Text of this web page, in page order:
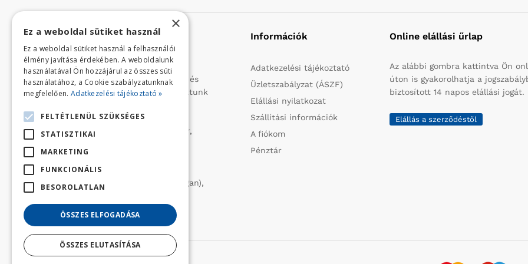
Rólunk
Profilunk a mezőgazdasági, kerti
kisgépek és egyéb iparcikkek kis- és
nagykereskedelme. 1991 óta folytatunk
Olaszországból származó
vízszivattyúkat (DAB, Tesla, Leader,
robbanómotoros fűnyírókat kerti
traktorokat (MTD, Husqvarna),
permetezőket (CIFARELLI, Dal Degan),
(LAMINOX) szállítunk be.
Információk
Adatkezelési tájékoztató
Üzletszabályzat (ÁSZF)
Elállási nyilatkozat
Szállítási információk
A fiókom
Pénztár
Online elállási űrlap
Az alábbi gombra kattintva Ön
úton is gyakorolhatja a
biztosított 14 napos elállási jogát.
Elállás a szerződéstől
×
Ez a weboldal sütiket használ
Ez a weboldal sütiket használ a felhasználói
élmény javítása érdekében. A weboldalunk
használatával Ön hozzájárul az összes süti
használatához, a Cookie szabályzatunknak
megfelelően. Adatkezelési tájékoztató »
FELTÉTLENÜL SZÜKSÉGES
STATISZTIKAI
MARKETING
FUNKCIONÁLIS
BESOROLATLAN
ÖSSZES ELFOGADÁSA
ÖSSZES ELUTASÍTÁSA